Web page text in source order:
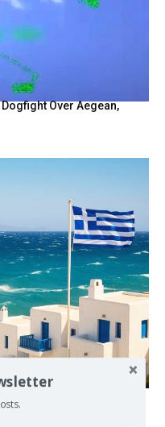
Over Aegean,
— Greece’s